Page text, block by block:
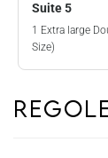
Suite 5
1 Extra large
Size)